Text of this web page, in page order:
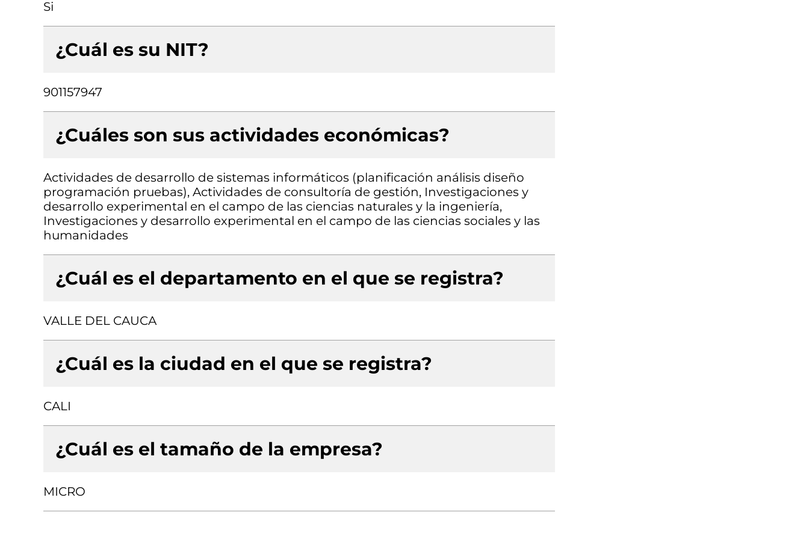
Si
¿Cuál es su NIT?
901157947
¿Cuáles son sus actividades económicas?
Actividades de desarrollo de sistemas informáticos (planificación análisis diseño
programación pruebas), Actividades de consultoría de gestión, Investigaciones y
desarrollo experimental en el campo de las ciencias naturales y la ingeniería,
Investigaciones y desarrollo experimental en el campo de las ciencias sociales y las
humanidades
¿Cuál es el departamento en el que se registra?
VALLE DEL CAUCA
¿Cuál es la ciudad en el que se registra?
CALI
¿Cuál es el tamaño de la empresa?
MICRO